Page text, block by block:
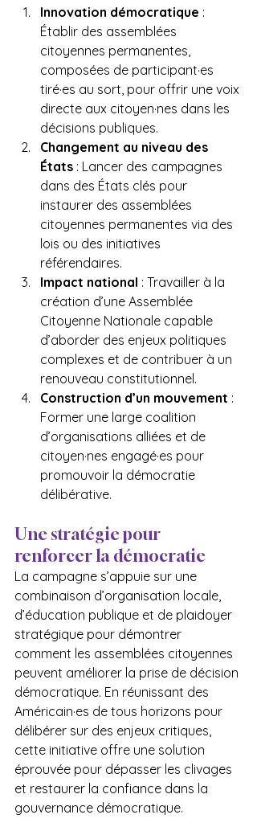
Innovation démocratique :
Établir des assemblées
citoyennes permanentes,
composées de participant·es
tiré·es au sort, pour offrir une voix
directe aux citoyen·nes dans les
décisions publiques.
Changement au niveau des
États : Lancer des campagnes
dans des États clés pour
instaurer des assemblées
citoyennes permanentes via des
lois ou des initiatives
référendaires.
Impact national : Travailler à la
création d’une Assemblée
Citoyenne Nationale capable
d’aborder des enjeux politiques
complexes et de contribuer à un
renouveau constitutionnel.
Construction d’un mouvement :
Former une large coalition
d’organisations alliées et de
citoyen·nes engagé·es pour
promouvoir la démocratie
délibérative.
Une stratégie pour
renforcer la démocratie
La campagne s’appuie sur une
combinaison d’organisation locale,
d’éducation publique et de plaidoyer
stratégique pour démontrer
comment les assemblées citoyennes
peuvent améliorer la prise de décision
démocratique. En réunissant des
Américain·es de tous horizons pour
délibérer sur des enjeux critiques,
cette initiative offre une solution
éprouvée pour dépasser les clivages
et restaurer la confiance dans la
gouvernance démocratique.